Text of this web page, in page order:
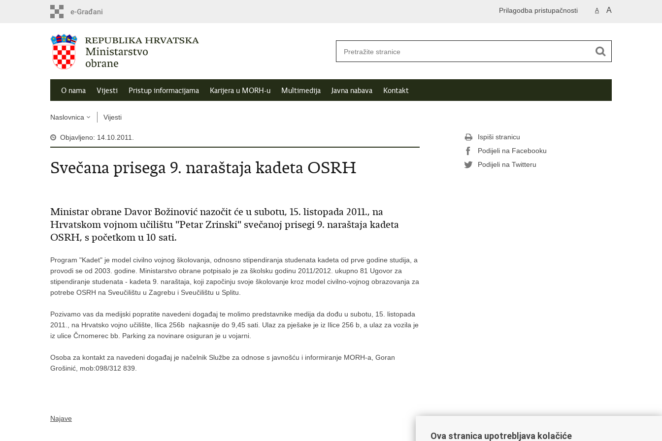
A A
Prilagodba pristupačnosti
O nama Vijesti Pristup informacijama Karijera u MORH-u Multimedija Javna nabava Kontakt
Naslovnica Vijesti
Objavljeno: 14.10.2011.
Svečana prisega 9. naraštaja kadeta OSRH
Ministar obrane Davor Božinović nazočit će u subotu, 15. listopada 2011., na
Hrvatskom vojnom učilištu "Petar Zrinski" svečanoj prisegi 9. naraštaja kadeta
OSRH, s početkom u 10 sati.
Program "Kadet" je model civilno vojnog školovanja, odnosno stipendiranja studenata kadeta od prve godine studija, a
provodi se od 2003. godine. Ministarstvo obrane potpisalo je za školsku godinu 2011/2012. ukupno 81 Ugovor za
stipendiranje studenata - kadeta 9. naraštaja, koji započinju svoje školovanje kroz model civilno-vojnog obrazovanja za
potrebe OSRH na Sveučilištu u Zagrebu i Sveučilištu u Splitu.
Pozivamo vas da medijski popratite navedeni događaj te molimo predstavnike medija da dođu u subotu, 15. listopada
2011., na Hrvatsko vojno učilište, Ilica 256b najkasnije do 9,45 sati. Ulaz za pješake je iz Ilice 256 b, a ulaz za vozila je
iz ulice Črnomerec bb. Parking za novinare osiguran je u vojarni.
Osoba za kontakt za navedeni događaj je načelnik Službe za odnose s javnošću i informiranje MORH-a, Goran
Grošinić, mob:098/312 839.
Najave
Ispiši stranicu
Podijeli na Facebooku
Podijeli na Twitteru
Ova stranica upotrebljava kolačiće